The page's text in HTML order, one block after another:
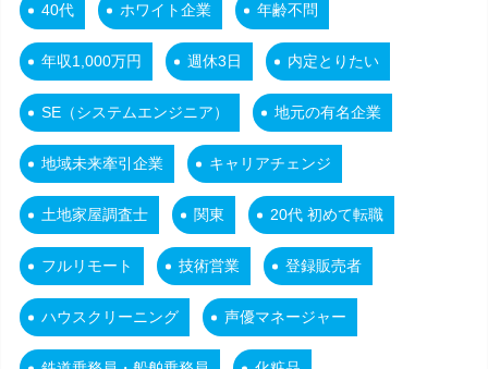
40代 ホワイト企業 年齢不問
年収1,000万円 週休3日 内定とりたい
SE（システムエンジニア） 地元の有名企業
地域未来牽引企業 キャリアチェンジ
土地家屋調査士 関東 20代 初めて転職
フルリモート 技術営業 登録販売者
ハウスクリーニング 声優マネージャー